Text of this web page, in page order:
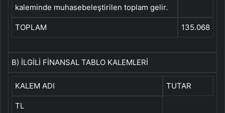
kaleminde muhasebeleştirilen toplam gelir.
TOPLAM 135.068
B) İLGİLİ FİNANSAL TABLO KALEMLERİ
KALEM ADI TUTAR
TL